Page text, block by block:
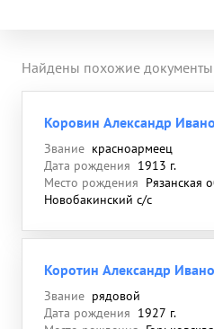
Найдены похожие документы
Коровин Александр
Звание красноармеец
Дата рождения 1913 г.
Место рождения Рязанская
Новобакинский с/с
Коротин Александр
Звание рядовой
Дата рождения 1927 г.